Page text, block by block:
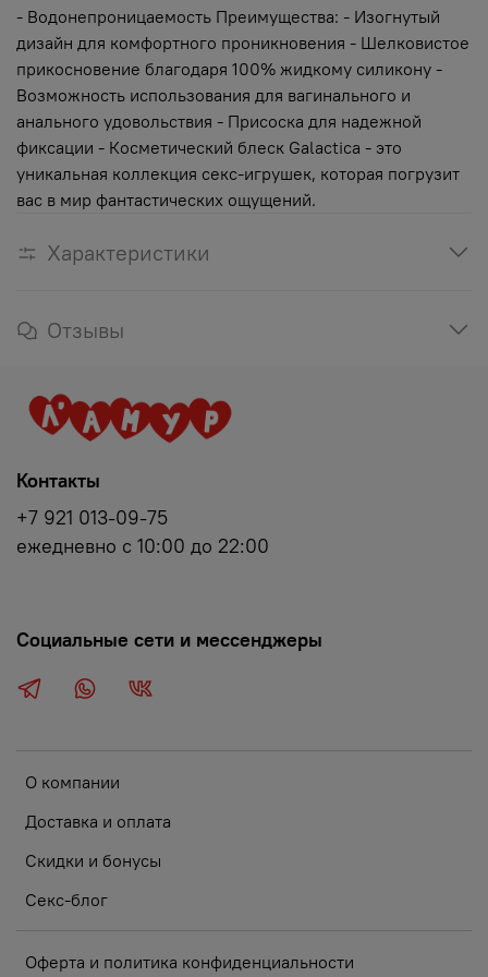
- Водонепроницаемость Преимущества: - Изогнутый
дизайн для комфортного проникновения - Шелковистое
прикосновение благодаря 100% жидкому силикону -
Возможность использования для вагинального и
анального удовольствия - Присоска для надежной
фиксации - Косметический блеск Galactica - это
уникальная коллекция секс-игрушек, которая погрузит
вас в мир фантастических ощущений.
Характеристики
Отзывы
О компании
Доставка и оплата
Скидки и бонусы
Секс-блог
Оферта и политика конфиденциальности
Контакты
+7 921 013-09-75
ежедневно с 10:00 до 22:00
Социальные сети и мессенджеры